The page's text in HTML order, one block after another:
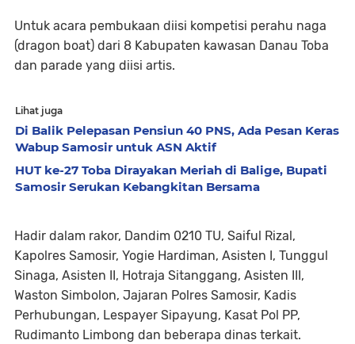
Untuk acara pembukaan diisi kompetisi perahu naga
(dragon boat) dari 8 Kabupaten kawasan Danau Toba
dan parade yang diisi artis.
Lihat juga
Di Balik Pelepasan Pensiun 40 PNS, Ada Pesan Keras
Wabup Samosir untuk ASN Aktif
HUT ke-27 Toba Dirayakan Meriah di Balige, Bupati
Samosir Serukan Kebangkitan Bersama
Hadir dalam rakor, Dandim 0210 TU, Saiful Rizal,
Kapolres Samosir, Yogie Hardiman, Asisten I, Tunggul
Sinaga, Asisten II, Hotraja Sitanggang, Asisten III,
Waston Simbolon, Jajaran Polres Samosir, Kadis
Perhubungan, Lespayer Sipayung, Kasat Pol PP,
Rudimanto Limbong dan beberapa dinas terkait.